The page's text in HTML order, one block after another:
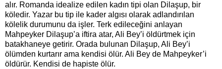
alır. Romanda idealize edilen kadın tipi olan Dilaşup, bir
köledir. Yazar bu tip ile kader algısı olarak adlandırılan
kölelik durumunu da işler. Terk edileceğini anlayan
Mahpeyker Dilaşup’a iftira atar, Ali Bey’i öldürtmek için
batakhaneye getirir. Orada bulunan Dilaşup, Ali Bey’i
ölümden kurtarır ama kendisi ölür. Ali Bey de Mahpeyker’i
öldürür. Kendisi de hapiste ölür.